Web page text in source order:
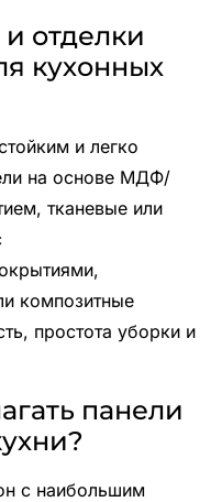
отделки
кухонных
и легко
на основе МДФ/
тканевые или
композитные
простота уборки и
панели
с наибольшим